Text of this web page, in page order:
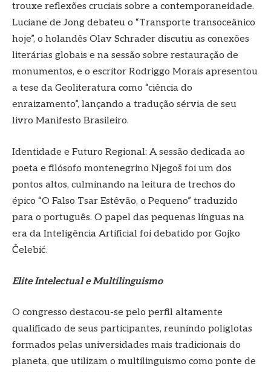
trouxe reflexões cruciais sobre a contemporaneidade.
Luciane de Jong debateu o “Transporte transoceânico
hoje”, o holandês Olav Schrader discutiu as conexões
literárias globais e na sessão sobre restauração de
monumentos, e o escritor Rodriggo Morais apresentou
a tese da Geoliteratura como “ciência do
enraizamento”, lançando a tradução sérvia de seu
livro Manifesto Brasileiro.
Identidade e Futuro Regional: A sessão dedicada ao
poeta e filósofo montenegrino Njegoš foi um dos
pontos altos, culminando na leitura de trechos do
épico “O Falso Tsar Estêvão, o Pequeno” traduzido
para o português. O papel das pequenas línguas na
era da Inteligência Artificial foi debatido por Gojko
Čelebić.
Elite Intelectual e Multilinguismo
O congresso destacou-se pelo perfil altamente
qualificado de seus participantes, reunindo poliglotas
formados pelas universidades mais tradicionais do
planeta, que utilizam o multilinguismo como ponte de